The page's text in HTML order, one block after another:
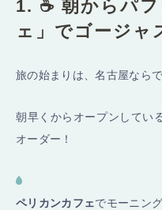
1. ☕ 朝からパ
ェ」でゴージャ
旅の始まりは、名古屋なら
朝早くからオープンしてい
オーダー！
ペリカンカフェでモーニン